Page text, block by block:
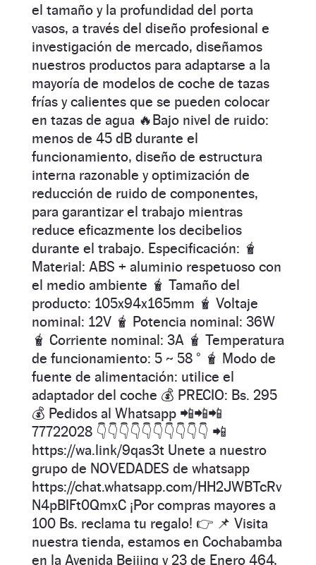
el tamaño y la profundidad del porta
vasos, a través del diseño profesional e
investigación de mercado, diseñamos
nuestros productos para adaptarse a la
mayoría de modelos de coche de tazas
frías y calientes que se pueden colocar
en tazas de agua 🔥Bajo nivel de ruido:
menos de 45 dB durante el
funcionamiento, diseño de estructura
interna razonable y optimización de
reducción de ruido de componentes,
para garantizar el trabajo mientras
reduce eficazmente los decibelios
durante el trabajo. Especificación: 🧋
Material: ABS + aluminio respetuoso con
el medio ambiente 🧋 Tamaño del
producto: 105x94x165mm 🧋 Voltaje
nominal: 12V 🧋 Potencia nominal: 36W
🧋 Corriente nominal: 3A 🧋 Temperatura
de funcionamiento: 5 ~ 58 ° 🧋 Modo de
fuente de alimentación: utilice el
adaptador del coche 💰 PRECIO: Bs. 295
💰 Pedidos al Whatsapp 📲📲📲
77722028 👇👇👇👇👇👇👇👇👇👇 📲
https://wa.link/9qas3t Unete a nuestro
grupo de NOVEDADES de whatsapp
https://chat.whatsapp.com/HH2JWBTcRv
N4pBIFt0QmxC ¡Por compras mayores a
100 Bs. reclama tu regalo! 👉 📌 Visita
nuestra tienda, estamos en Cochabamba
en la Avenida Beijing y 23 de Enero 464,